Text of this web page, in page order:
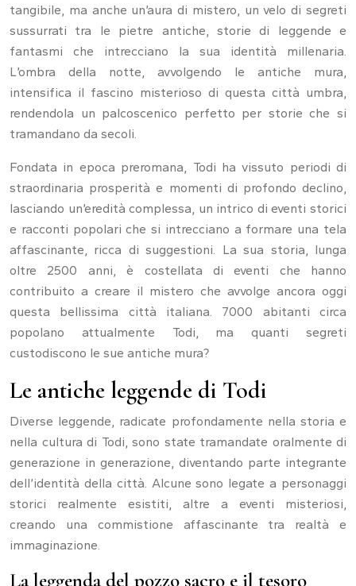
tangibile, ma anche un’aura di mistero, un velo di segreti
sussurrati tra le pietre antiche, storie di leggende e
fantasmi che intrecciano la sua identità millenaria.
L’ombra della notte, avvolgendo le antiche mura,
intensifica il fascino misterioso di questa città umbra,
rendendola un palcoscenico perfetto per storie che si
tramandano da secoli.
Fondata in epoca preromana, Todi ha vissuto periodi di
straordinaria prosperità e momenti di profondo declino,
lasciando un’eredità complessa, un intrico di eventi storici
e racconti popolari che si intrecciano a formare una tela
affascinante, ricca di suggestioni. La sua storia, lunga
oltre 2500 anni, è costellata di eventi che hanno
contribuito a creare il mistero che avvolge ancora oggi
questa bellissima città italiana. 7000 abitanti circa
popolano attualmente Todi, ma quanti segreti
custodiscono le sue antiche mura?
Le antiche leggende di Todi
Diverse leggende, radicate profondamente nella storia e
nella cultura di Todi, sono state tramandate oralmente di
generazione in generazione, diventando parte integrante
dell’identità della città. Alcune sono legate a personaggi
storici realmente esistiti, altre a eventi misteriosi,
creando una commistione affascinante tra realtà e
immaginazione.
La leggenda del pozzo sacro e il tesoro